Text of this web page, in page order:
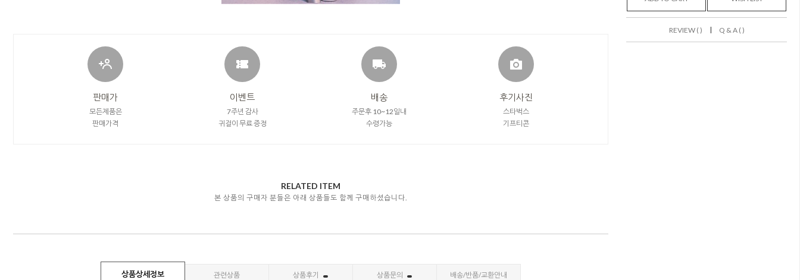
판매가
모든제품은
판매가격
이벤트
7주년 감사
귀걸이 무료 증정
배송
주문후 10~12일내
수령가능
후기사진
스타벅스
기프티콘
RELATED ITEM
본 상품의 구매자 분들은 아래 상품들도 함께 구매하셨습니다.
상품상세정보 관련상품 상품후기 상품문의 배송/반품/교환안내
REVIEW ( ) | Q & A ( )